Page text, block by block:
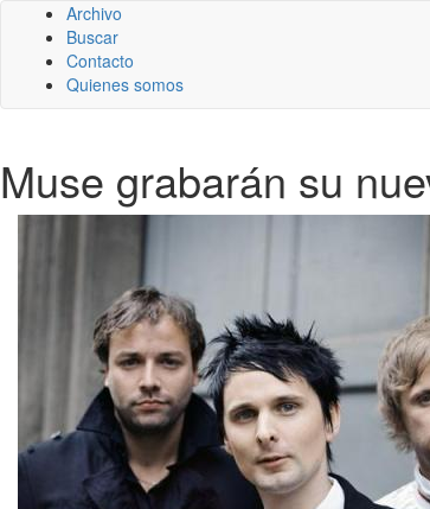
Archivo
Buscar
Contacto
Quienes somos
Muse grabarán su